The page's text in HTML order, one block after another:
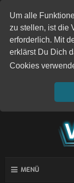
Um alle
zu stellen, ist die
erforderlich. Mit
erklärst Du Dich
Cookies
MENÜ